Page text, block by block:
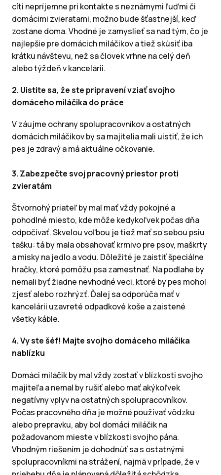
cíti nepríjemne pri kontakte s neznámymi ľuďmi či
domácimi zvieratami, možno bude šťastnejší, keď
zostane doma. Vhodné je zamyslieť sa nad tým, čo je
najlepšie pre domácich miláčikov a tiež skúsiť iba
krátku návštevu, než sa človek vrhne na celý deň
alebo týždeň v kancelárii.
2. Uistite sa, že ste pripravení vziať svojho
domáceho miláčika do práce
V záujme ochrany spolupracovníkov a ostatných
domácich miláčikov by sa majitelia mali uistiť, že ich
pes je zdravý a má aktuálne očkovanie.
3. Zabezpečte svoj pracovný priestor proti
zvieratám
Štvornohý priateľ by mal mať vždy pokojné a
pohodlné miesto, kde môže kedykoľvek počas dňa
odpočívať. Skvelou voľbou je tiež mať so sebou psiu
tašku: tá by mala obsahovať krmivo pre psov, maškrty
a misky na jedlo a vodu. Dôležité je zaistiť špeciálne
hračky, ktoré pomôžu psa zamestnať. Na podlahe by
nemali byť žiadne nevhodné veci, ktoré by pes mohol
zjesť alebo rozhrýzť. Ďalej sa odporúča mať v
kancelárii uzavreté odpadkové koše a zaistené
všetky káble.
4. Vy ste šéf! Majte svojho domáceho miláčika
nablízku
Domáci miláčik by mal vždy zostať v blízkosti svojho
majiteľa a nemal by rušiť alebo mať akýkoľvek
negatívny vplyv na ostatných spolupracovníkov.
Počas pracovného dňa je možné používať vôdzku
alebo prepravku, aby bol domáci miláčik na
požadovanom mieste v blízkosti svojho pána.
Vhodným riešením je dohodnúť sa s ostatnými
spolupracovníkmi na strážení, najmä v prípade, že v